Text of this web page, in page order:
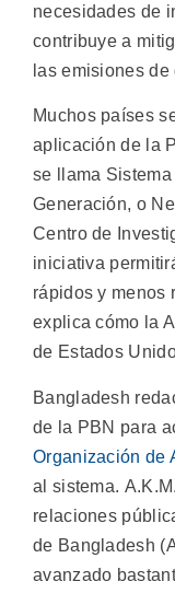
necesidades de
contribuye a
las emisiones
Muchos países
aplicación de la
se llama
Generación, o
Centro de
iniciativa
rápidos y menos
explica cómo la
de Estados
Bangladesh
de la PBN para
Organización de
al sistema.
relaciones
de Bangladesh
avanzado